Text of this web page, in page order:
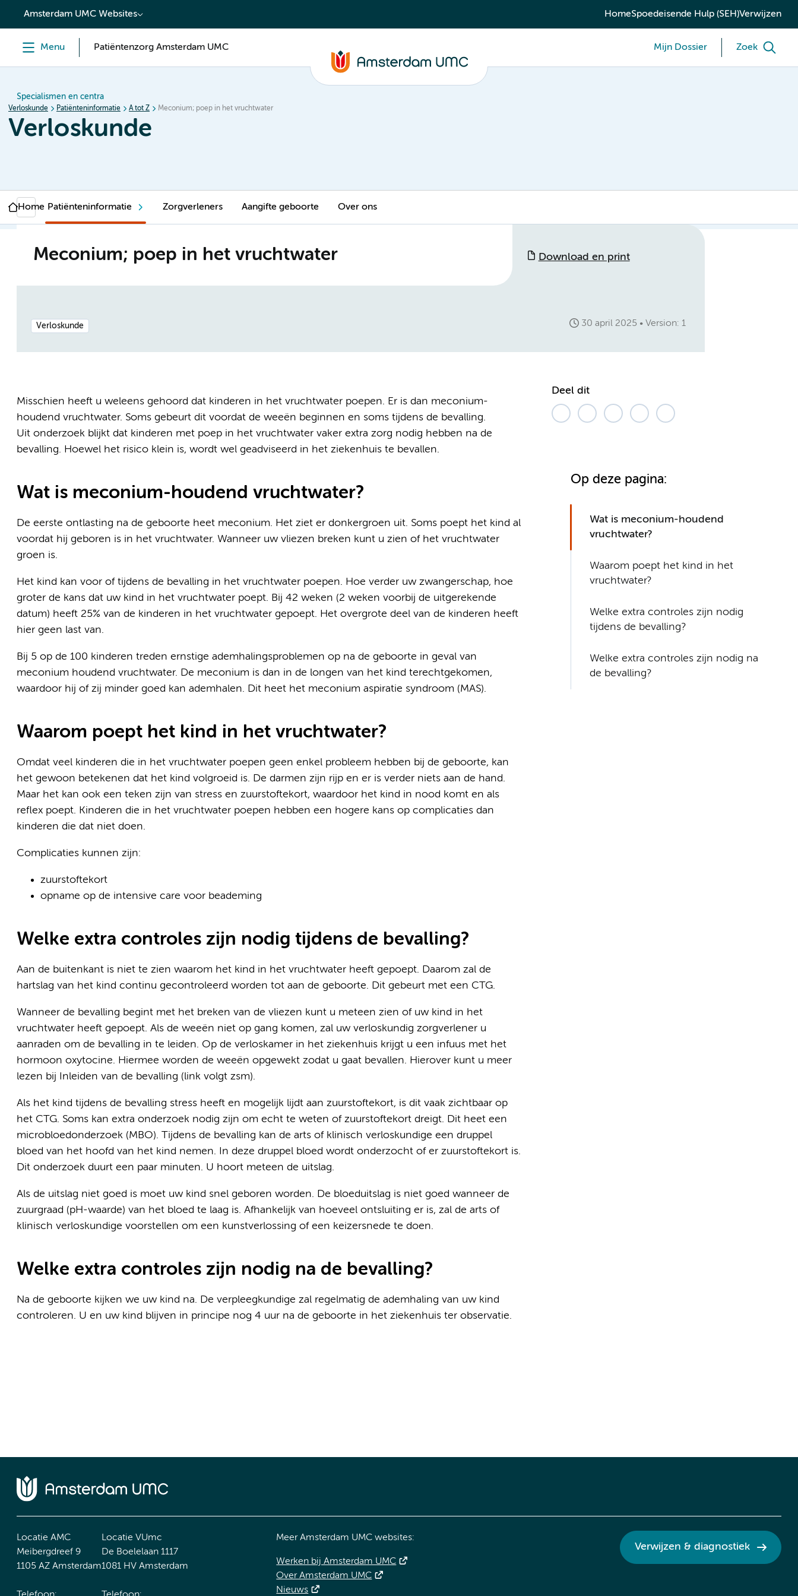
content
Amsterdam UMC Websites HomeSpoedeisende Hulp (SEH)Verwijzen
Menu Patiëntenzorg Amsterdam UMC Mijn Dossier Zoek
Specialismen en centra
Verloskunde Patiënteninformatie A tot Z Meconium; poep in het vruchtwater
Verloskunde
Home Patiënteninformatie Zorgverleners Aangifte geboorte Over ons
Meconium; poep in het vruchtwater Download en print
Verloskunde 30 april 2025 Version: 1
Misschien heeft u weleens gehoord dat kinderen in het vruchtwater poepen. Er is dan meconium-
houdend vruchtwater. Soms gebeurt dit voordat de weeën beginnen en soms tijdens de bevalling.
Uit onderzoek blijkt dat kinderen met poep in het vruchtwater vaker extra zorg nodig hebben na de
bevalling. Hoewel het risico klein is, wordt wel geadviseerd in het ziekenhuis te bevallen.
Wat is meconium-houdend vruchtwater?
De eerste ontlasting na de geboorte heet meconium. Het ziet er donkergroen uit. Soms poept het kind al
voordat hij geboren is in het vruchtwater. Wanneer uw vliezen breken kunt u zien of het vruchtwater
groen is.
Het kind kan voor of tijdens de bevalling in het vruchtwater poepen. Hoe verder uw zwangerschap, hoe
groter de kans dat uw kind in het vruchtwater poept. Bij 42 weken (2 weken voorbij de uitgerekende
datum) heeft 25% van de kinderen in het vruchtwater gepoept. Het overgrote deel van de kinderen heeft
hier geen last van.
Bij 5 op de 100 kinderen treden ernstige ademhalingsproblemen op na de geboorte in geval van
meconium houdend vruchtwater. De meconium is dan in de longen van het kind terechtgekomen,
waardoor hij of zij minder goed kan ademhalen. Dit heet het meconium aspiratie syndroom (MAS).
Waarom poept het kind in het vruchtwater?
Omdat veel kinderen die in het vruchtwater poepen geen enkel probleem hebben bij de geboorte, kan
het gewoon betekenen dat het kind volgroeid is. De darmen zijn rijp en er is verder niets aan de hand.
Maar het kan ook een teken zijn van stress en zuurstoftekort, waardoor het kind in nood komt en als
reflex poept. Kinderen die in het vruchtwater poepen hebben een hogere kans op complicaties dan
kinderen die dat niet doen.
Complicaties kunnen zijn:
zuurstoftekort
opname op de intensive care voor beademing
Welke extra controles zijn nodig tijdens de bevalling?
Aan de buitenkant is niet te zien waarom het kind in het vruchtwater heeft gepoept. Daarom zal de
hartslag van het kind continu gecontroleerd worden tot aan de geboorte. Dit gebeurt met een CTG.
Wanneer de bevalling begint met het breken van de vliezen kunt u meteen zien of uw kind in het
vruchtwater heeft gepoept. Als de weeën niet op gang komen, zal uw verloskundig zorgverlener u
aanraden om de bevalling in te leiden. Op de verloskamer in het ziekenhuis krijgt u een infuus met het
hormoon oxytocine. Hiermee worden de weeën opgewekt zodat u gaat bevallen. Hierover kunt u meer
lezen bij Inleiden van de bevalling (link volgt zsm).
Als het kind tijdens de bevalling stress heeft en mogelijk lijdt aan zuurstoftekort, is dit vaak zichtbaar op
het CTG. Soms kan extra onderzoek nodig zijn om echt te weten of zuurstoftekort dreigt. Dit heet een
microbloedonderzoek (MBO). Tijdens de bevalling kan de arts of klinisch verloskundige een druppel
bloed van het hoofd van het kind nemen. In deze druppel bloed wordt onderzocht of er zuurstoftekort is.
Dit onderzoek duurt een paar minuten. U hoort meteen de uitslag.
Als de uitslag niet goed is moet uw kind snel geboren worden. De bloeduitslag is niet goed wanneer de
zuurgraad (pH-waarde) van het bloed te laag is. Afhankelijk van hoeveel ontsluiting er is, zal de arts of
klinisch verloskundige voorstellen om een kunstverlossing of een keizersnede te doen.
Welke extra controles zijn nodig na de bevalling?
Na de geboorte kijken we uw kind na. De verpleegkundige zal regelmatig de ademhaling van uw kind
controleren. U en uw kind blijven in principe nog 4 uur na de geboorte in het ziekenhuis ter observatie.
Deel dit
Op deze pagina:
Wat is meconium-houdend
vruchtwater?
Waarom poept het kind in het
vruchtwater?
Welke extra controles zijn nodig
tijdens de bevalling?
Welke extra controles zijn nodig na
de bevalling?
Locatie AMC
Meibergdreef 9
1105 AZ Amsterdam
Locatie VUmc
De Boelelaan 1117
1081 HV Amsterdam
Meer Amsterdam UMC websites:
Werken bij Amsterdam UMC
Over Amsterdam UMC
Nieuws
Verwijzen & diagnostiek